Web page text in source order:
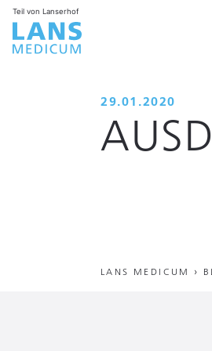
Teil von Lanserhof
29.01.2020
LANS MEDICUM ›